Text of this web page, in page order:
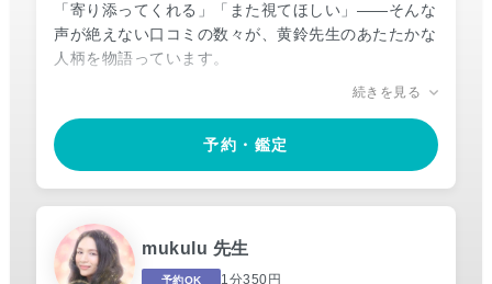
きっと癒しと導きをもたらしてくださるに違いありま
せん。
「寄り添ってくれる」「また視てほしい」――そんな
声が絶えない口コミの数々が、黄鈴先生のあたたかな
人柄を物語っています。
そして、「どうしてこんなに視えているの？」と驚か
い特別な力の証。
葉は多くのご相談者様の心を癒し、道を照らしてきま
した。その力は今なお進化を続け、訪れるすべての人
に新たな気づきと光をもたらしています。
続きを見る
予約・鑑定
mukulu 先生
予約OK 1分350円